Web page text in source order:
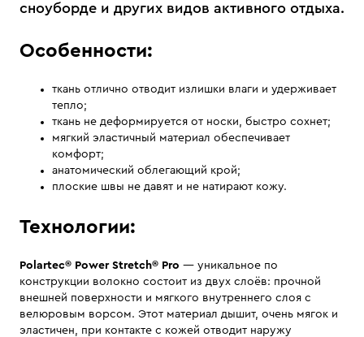
сноуборде и других видов активного отдыха.
Особенности:
ткань отлично отводит излишки влаги и удерживает
тепло;
ткань не деформируется от носки, быстро сохнет;
мягкий эластичный материал обеспечивает
комфорт;
анатомический облегающий крой;
плоские швы не давят и не натирают кожу.
Технологии:
Polartec® Power Stretch® Pro — уникальное по
конструкции волокно состоит из двух слоёв: прочной
внешней поверхности и мягкого внутреннего слоя с
велюровым ворсом. Этот материал дышит, очень мягок и
эластичен, при контакте с кожей отводит наружу